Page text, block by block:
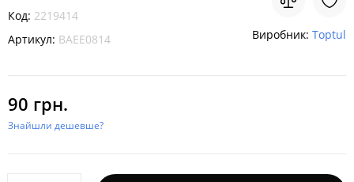
Код: 2219414
Артикул: BAEE0814 Виробник: Toptul
90 грн.
Знайшли дешевше?